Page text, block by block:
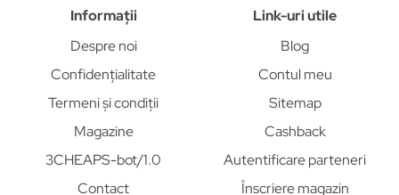
Informații
Despre noi
Confidențialitate
Termeni și condiții
Magazine
3CHEAPS-bot/1.0
Contact
Link-uri utile
Blog
Contul meu
Sitemap
Cashback
Autentificare parteneri
Înscriere magazin